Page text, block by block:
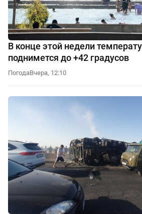
В конце этой недели
поднимется до +42 градусов
ПогодаВчера, 12:10